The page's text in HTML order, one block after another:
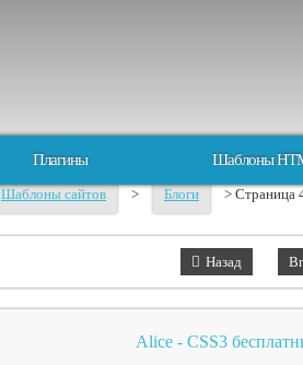
Плагины Шаблоны
Шаблоны сайтов > Блоги > Страница
Назад
Alice - CSS3